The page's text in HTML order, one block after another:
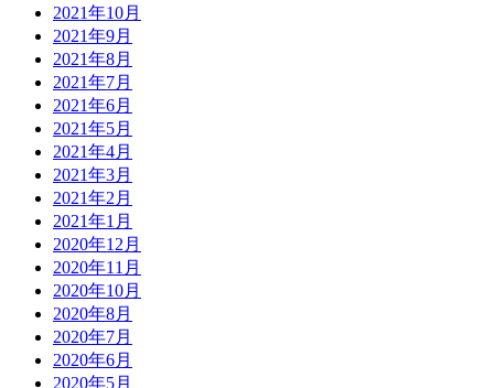
2021年10月
2021年9月
2021年8月
2021年7月
2021年6月
2021年5月
2021年4月
2021年3月
2021年2月
2021年1月
2020年12月
2020年11月
2020年10月
2020年8月
2020年7月
2020年6月
2020年5月